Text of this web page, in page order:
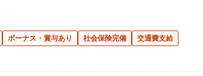
ボーナス・賞与あり 社会保険完備
交通費支給